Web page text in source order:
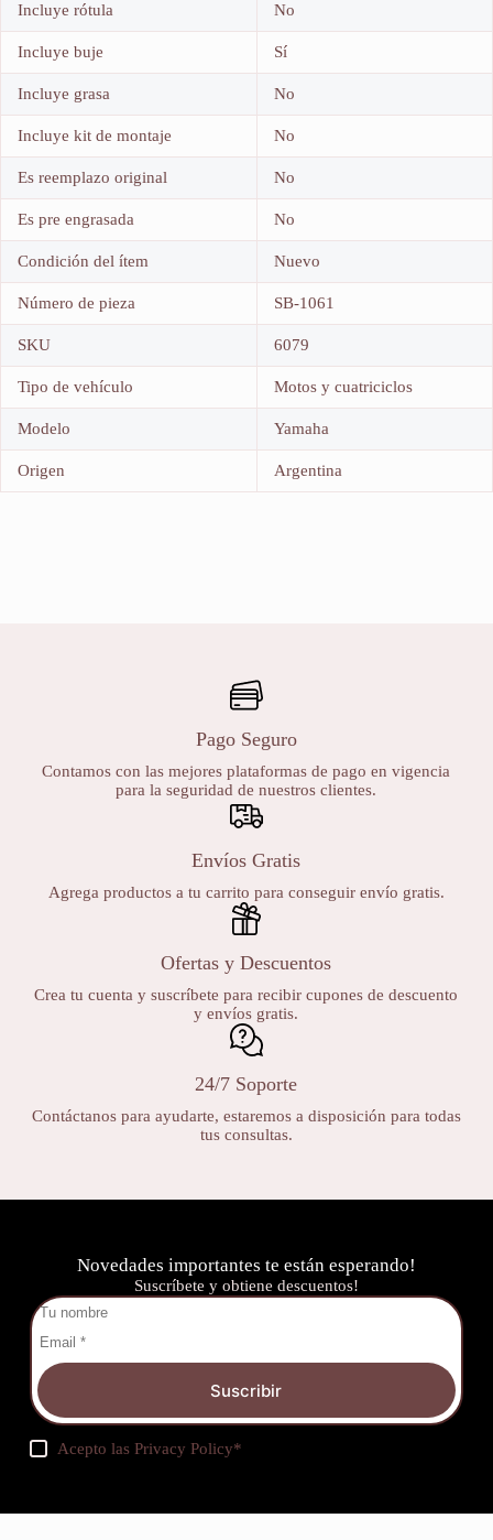
Incluye rótula No
Incluye buje Sí
Incluye grasa No
Incluye kit de montaje No
Es reemplazo original No
Es pre engrasada No
Condición del ítem Nuevo
Número de pieza SB-1061
SKU 6079
Tipo de vehículo Motos y cuatriciclos
Modelo Yamaha
Origen Argentina
Pago Seguro
Contamos con las mejores plataformas de pago en vigencia
para la seguridad de nuestros clientes.
Envíos Gratis
Agrega productos a tu carrito para conseguir envío gratis.
Ofertas y Descuentos
Crea tu cuenta y suscríbete para recibir cupones de descuento
y envíos gratis.
24/7 Soporte
Contáctanos para ayudarte, estaremos a disposición para todas
tus consultas.
Novedades importantes te están esperando!
Suscríbete y obtiene descuentos!
Suscribir
Acepto lasPrivacy Policy*